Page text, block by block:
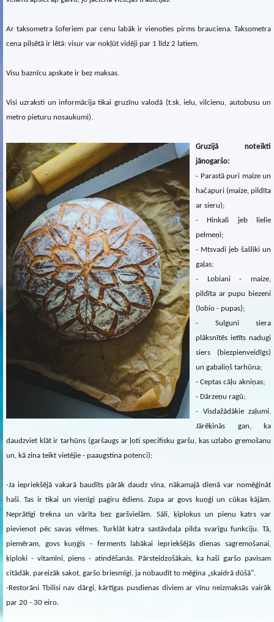
Ar taksometra šoferiem par cenu labāk ir vienoties pirms brauciena. Taksometra
cena pilsētā ir lētā: visur var nokļūt vidēji par 1 līdz 2 latiem.
Visu baznīcu apskate ir bez maksas.
Visi uzraksti un informācija tikai gruzīnu valodā (t.sk. ielu, vilcienu, autobusu un
metro pieturu nosaukumi).
Gruzijā noteikti
jānogaršo:
- Parastā puri maize un
hačapuri (maize, pildīta
ar sieru);
- Hinkali jeb lielie
pelmeņi;
- Mtsvadi jeb šašliki un
gaļas;
- Lobiani - maize,
pildīta ar pupu biezeni
(lobio - pupas);
- Sulguni siera
plāksnītēs ietīts nadugi
siers (biezpienveidīgs)
un gabaliņš tarhūna;
- Ceptas cāļu akniņas;
- Dārzeņu ragū;
- Visdažādākie zaļumi.
Jārēķinās gan, ka
daudzviet klāt ir tarhūns (garšaugs ar ļoti specifisku garšu, kas uzlabo gremošanu
un, kā zina teikt vietējie - paaugstina potenci);
-Ja iepriekšējā vakarā baudīts pārāk daudz vīna, nākamajā dienā var nomēģināt
haši. Tas ir tikai un vienīgi paģiru ēdiens. Zupa ar govs kuņģi un cūkas kājām.
Neprātīgi trekna un vārīta bez garšvielām. Sāli, ķiplokus un pienu katrs var
pievienot pēc savas vēlmes. Turklāt katra sastāvdaļa pilda svarīgu funkciju. Tā,
piemēram, govs kuņģis - ferments labākai iepriekšējās dienas sagremošanai,
ķiploki - vitamīni, piens - atindēšanās. Pārsteidzošākais, ka haši garšo pavisam
citādāk, pareizāk sakot, garšo briesmīgi, ja nobaudīt to mēģina „skaidrā dūšā".
-Restorāni Tbilisi nav dārgi, kārtīgas pusdienas diviem ar vīnu neizmaksās vairāk
par 20 - 30 eiro.